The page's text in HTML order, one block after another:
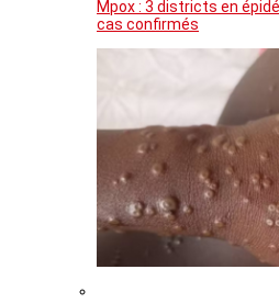
Mpox : 3 districts en
cas confirmés